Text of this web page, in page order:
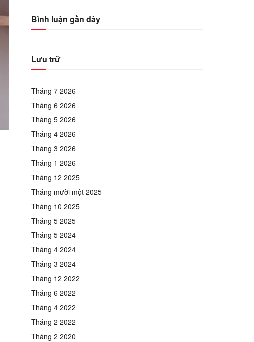
Bình luận gần đây
Lưu trữ
Tháng 7 2026
Tháng 6 2026
Tháng 5 2026
Tháng 4 2026
Tháng 3 2026
Tháng 1 2026
Tháng 12 2025
Tháng mười một 2025
Tháng 10 2025
Tháng 5 2025
Tháng 5 2024
Tháng 4 2024
Tháng 3 2024
Tháng 12 2022
Tháng 6 2022
Tháng 4 2022
Tháng 2 2022
Tháng 2 2020